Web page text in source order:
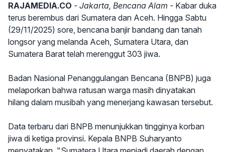
RAJAMEDIA.CO - Jakarta, Bencana Alam - Kabar duka
terus berembus dari Sumatera dan Aceh. Hingga Sabtu
(29/11/2025) sore, bencana banjir bandang dan tanah
longsor yang melanda Aceh, Sumatera Utara, dan
Sumatera Barat telah merenggut 303 jiwa.
Badan Nasional Penanggulangan Bencana (BNPB) juga
melaporkan bahwa ratusan warga masih dinyatakan
hilang dalam musibah yang menerjang kawasan tersebut.
Data terbaru dari BNPB menunjukkan tingginya korban
jiwa di ketiga provinsi. Kepala BNPB Suharyanto